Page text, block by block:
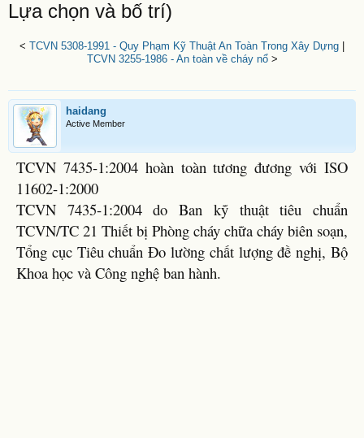
Lựa chọn và bố trí)
< TCVN 5308-1991 - Quy Phạm Kỹ Thuật An Toàn Trong Xây Dựng
TCVN 3255-1986 - An toàn về cháy nổ>
haidang
Active Member
TCVN 7435-1:2004 hoàn toàn tương đương với ISO
11602-1:2000
TCVN 7435-1:2004 do Ban kỹ thuật tiêu chuẩn
TCVN/TC 21 Thiết bị Phòng cháy chữa cháy biên soạn,
Tổng cục Tiêu chuẩn Đo lường chất lượng đề nghị, Bộ
Khoa học và Công nghệ ban hành.